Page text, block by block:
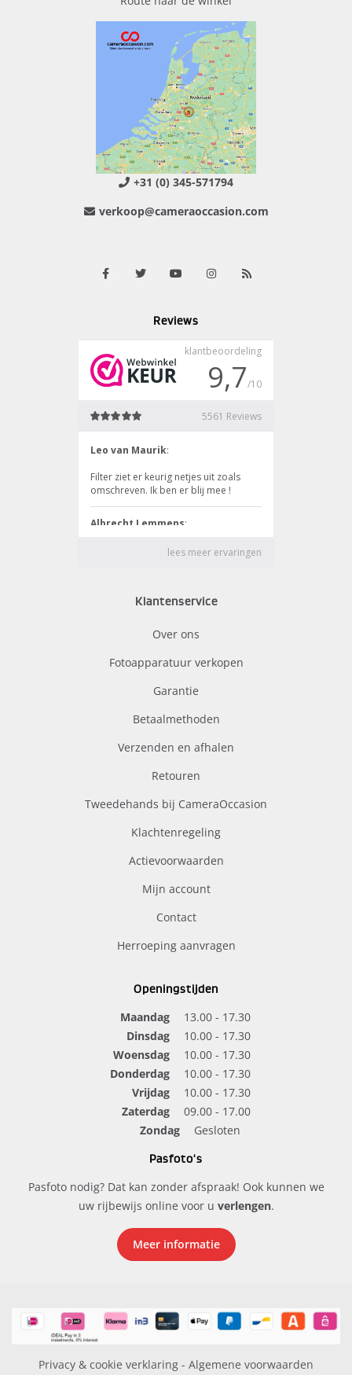
+31 (0) 345-571794
verkoop@cameraoccasion.com
Reviews
Klantenservice
Over ons
Fotoapparatuur verkopen
Garantie
Betaalmethoden
Verzenden en afhalen
Retouren
Tweedehands bij CameraOccasion
Klachtenregeling
Actievoorwaarden
Mijn account
Contact
Herroeping aanvragen
Openingstijden
Maandag
13.00 - 17.30
Dinsdag
10.00 - 17.30
Woensdag
10.00 - 17.30
Donderdag
10.00 - 17.30
Vrijdag
10.00 - 17.30
Zaterdag
09.00 - 17.00
Zondag
Gesloten
Pasfoto's
Pasfoto nodig? Dat kan zonder afspraak! Ook kunnen we
uw rijbewijs online voor u verlengen.
Meer informatie
Privacy & cookie verklaring - Algemene voorwaarden